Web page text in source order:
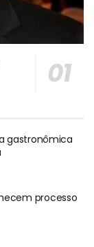
gastronômica
processo